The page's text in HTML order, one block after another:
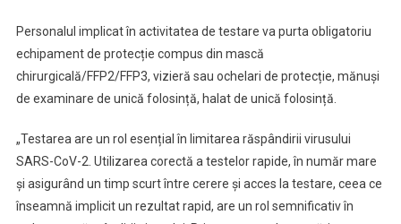
Personalul implicat în activitatea de testare va purta obligatoriu
echipament de protecție compus din mască
chirurgicală/FFP2/FFP3, vizieră sau ochelari de protecție, mănuși
de examinare de unică folosință, halat de unică folosință.
„Testarea are un rol esențial în limitarea răspândirii virusului
SARS-CoV-2. Utilizarea corectă a testelor rapide, în număr mare
și asigurând un timp scurt între cerere și acces la testare, ceea ce
înseamnă implicit un rezultat rapid, are un rol semnificativ în